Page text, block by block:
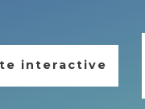
interactive